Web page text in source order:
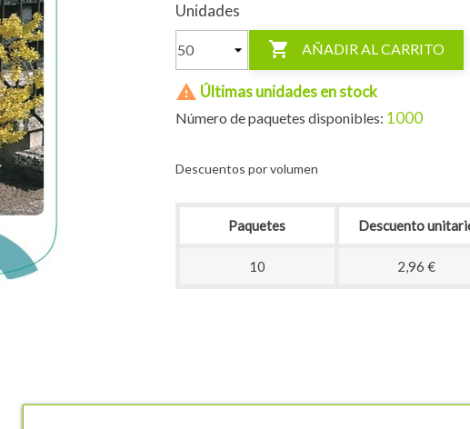
Unidades
 AÑADIR AL CARRITO
 Últimas unidades en stock
Número de paquetes disponibles: 1000
Descuentos por volumen
Paquetes Descuento
10 2,96 €